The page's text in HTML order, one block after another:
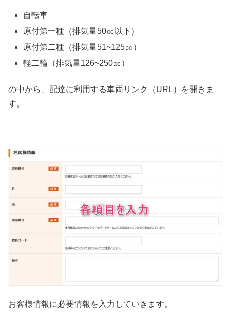
自転車
原付第一種（排気量50㏄以下）
原付第二種（排気量51~125㏄）
軽二輪（排気量126~250㏄）
の中から、配達に利用する車両リンク（URL）を開きま
す。
お客様情報に必要情報を入力していきます。